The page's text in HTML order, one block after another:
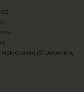
NEMOKAMĄ IŠPLANAVIMĄ